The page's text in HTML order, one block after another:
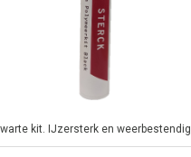
kit. IJzersterk en weerbestendig